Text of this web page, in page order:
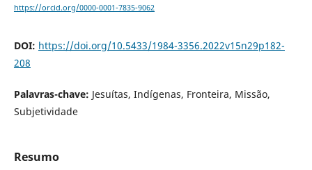
https://orcid.org/0000-0001-7835-9062
DOI: https://doi.org/10.5433/1984-3356.2022v15n29p182-
208
Palavras-chave: Jesuítas, Indígenas, Fronteira, Missão,
Subjetividade
Resumo